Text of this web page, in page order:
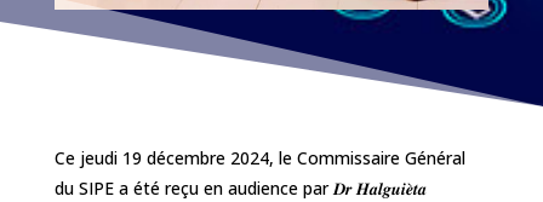
Ce jeudi 19 décembre 2024, le Commissaire Général
du SIPE a été reçu en audience par 𝑫𝒓 𝑯𝒂𝒍𝒈𝒖𝒊𝒆̀𝒕𝒂